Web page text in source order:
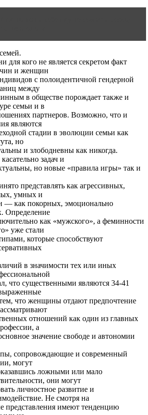
для кого не является секретом факт
и женщин
с полоидентичной гендерной
между
в обществе порождает также и
семьи и в
партнеров. Возможно, что и
являются
стадии в эволюции семьи как
но
и злободневны как никогда.
задач и
но новые «правила игры» так и
представлять как агрессивных,
умных и
— как покорных, эмоционально
Определение
как «мужского», а феминности
уже стали
которые способствуют
в значимости тех или иных
что существенными являются 34-41
что женщины отдают предпочтение
отношений как один из главных
а
значение свободе и автономии
сопровождающие и современный
могут
ложными или мало
они могут
личностное развитие и
Не смотря на
представления имеют тенденцию